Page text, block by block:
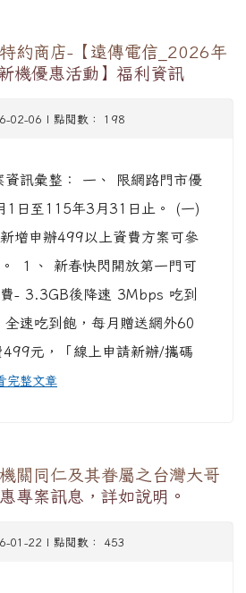
約商店-【遠傳電信_2026年
機優惠活動】福利資訊
02-06 | 點閱數： 198
訊彙整： 一、 限網路門市優
1日至115年3月31日止。 (一)
增申辦499以上資費方案可參
１、 新春快閃開放第一門可
- 3.3GB後降速 3Mbps 吃到
速吃到飽，每月贈送網外60
元，「線上申請新辦/攜碼
完整文章
關同仁及其眷屬之台灣大哥
專案訊息，詳如說明。
01-22 | 點閱數： 453